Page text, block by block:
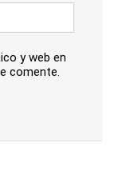
y web en
comente.